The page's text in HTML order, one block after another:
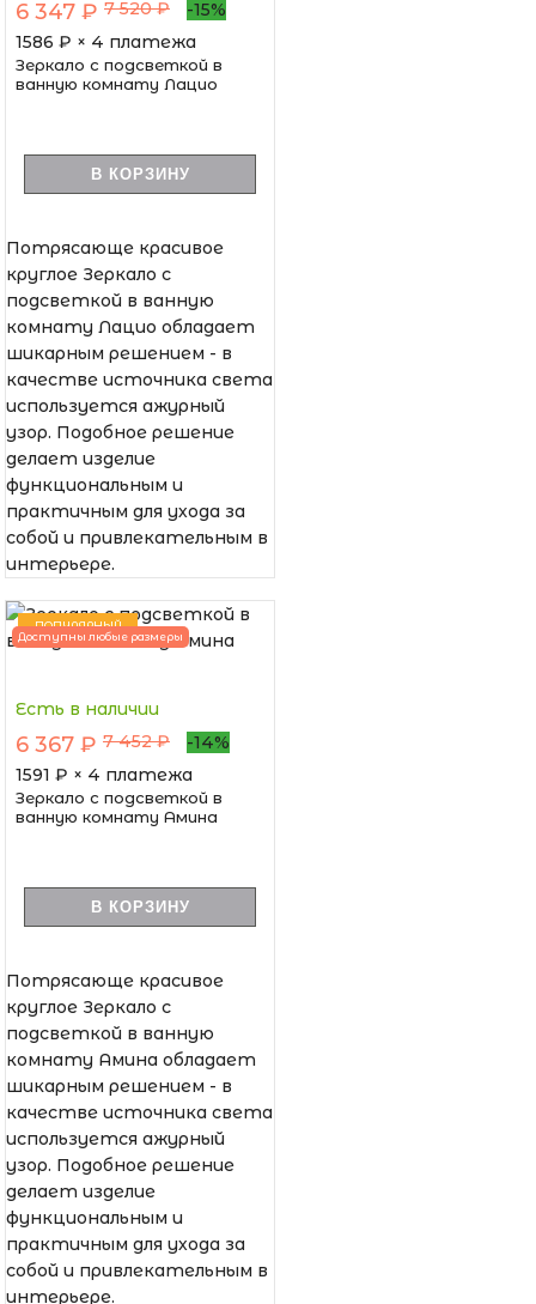
6 347 ₽ 7 520 ₽
-15%
1586 ₽ × 4 платежа
Зеркало с подсветкой в
ванную комнату Лацио
В КОРЗИНУ
Потрясающе красивое
круглое Зеркало с
подсветкой в ванную
комнату Лацио обладает
шикарным решением - в
качестве источника света
используется ажурный
узор. Подобное решение
делает изделие
функциональным и
практичным для ухода за
собой и привлекательным в
интерьере.
ПОПУЛЯРНЫЙ
Доступны любые размеры
Есть в наличии
6 367 ₽ 7 452 ₽
-14%
1591 ₽ × 4 платежа
Зеркало с подсветкой в
ванную комнату Амина
В КОРЗИНУ
Потрясающе красивое
круглое Зеркало с
подсветкой в ванную
комнату Амина обладает
шикарным решением - в
качестве источника света
используется ажурный
узор. Подобное решение
делает изделие
функциональным и
практичным для ухода за
собой и привлекательным в
интерьере.